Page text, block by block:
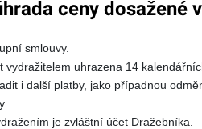
ceny dosažené
smlouvy.
uhrazena 14
i další platby, jako případnou
je zvláštní účet Dražebníka.